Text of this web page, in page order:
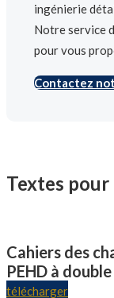
ingénierie
Notre service
pour vous
Contactez
Textes pour
Cahiers des
PEHD à
télécharger